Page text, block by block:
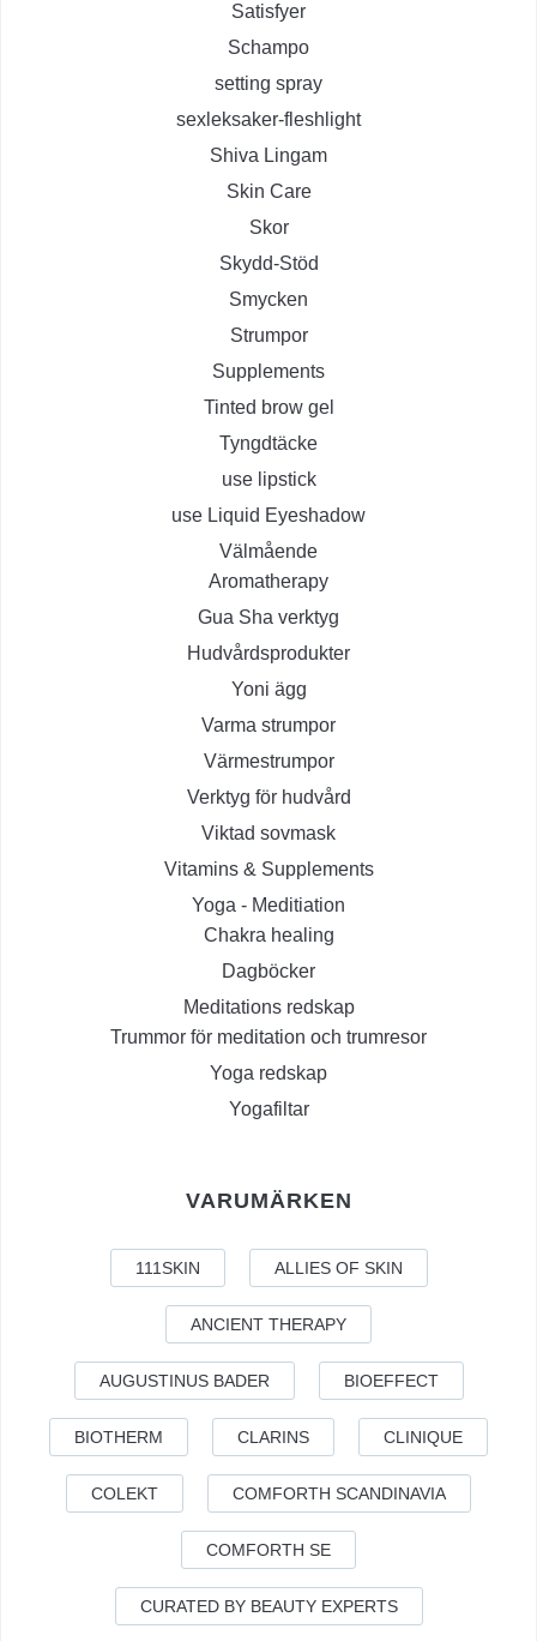
Satisfyer
Schampo
setting spray
sexleksaker-fleshlight
Shiva Lingam
Skin Care
Skor
Skydd-Stöd
Smycken
Strumpor
Supplements
Tinted brow gel
Tyngdtäcke
use lipstick
use Liquid Eyeshadow
Välmående
Aromatherapy
Gua Sha verktyg
Hudvårdsprodukter
Yoni ägg
Varma strumpor
Värmestrumpor
Verktyg för hudvård
Viktad sovmask
Vitamins & Supplements
Yoga - Meditiation
Chakra healing
Dagböcker
Meditations redskap
Trummor för meditation och trumresor
Yoga redskap
Yogafiltar
VARUMÄRKEN
111SKIN ALLIES OF SKIN
ANCIENT THERAPY
AUGUSTINUS BADER BIOEFFECT
BIOTHERM CLARINS CLINIQUE
COLEKT COMFORTH SCANDINAVIA
COMFORTH SE
CURATED BY BEAUTY EXPERTS